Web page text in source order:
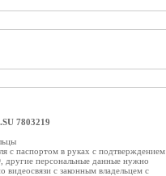
7803219
с паспортом в руках с подтверждением
другие персональные данные нужно
с законным владельцем с